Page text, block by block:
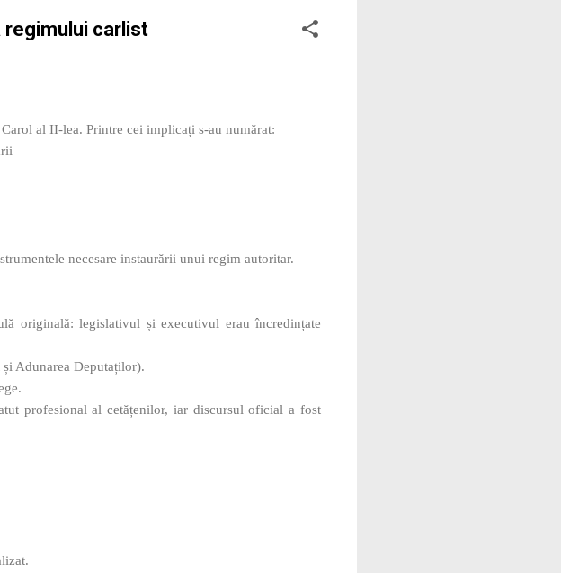
carlist
al II‑lea. Printre cei implicați s-au numărat:
necesare instaurării unui regim autoritar.
originală: legislativul și executivul erau încredințate
și Adunarea Deputaților).
profesional al cetățenilor, iar discursul oficial a fost